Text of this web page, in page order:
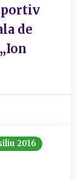
de
2016